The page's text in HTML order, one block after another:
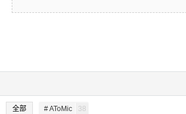
全部 # AToMic 38